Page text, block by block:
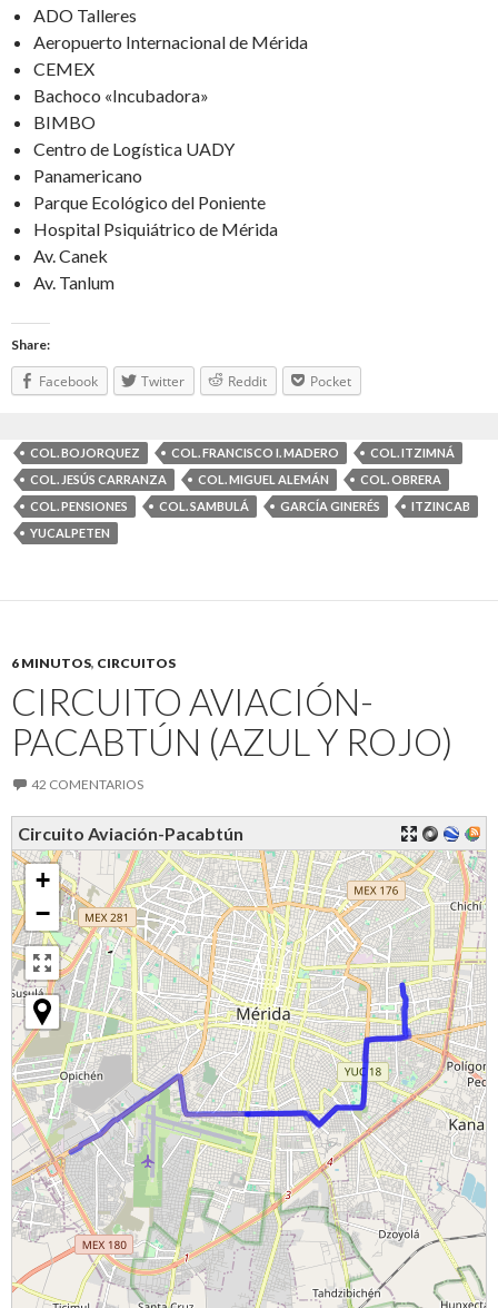
ADO Talleres
Aeropuerto Internacional de Mérida
CEMEX
Bachoco «Incubadora»
BIMBO
Centro de Logística UADY
Panamericano
Parque Ecológico del Poniente
Hospital Psiquiátrico de Mérida
Av. Canek
Av. Tanlum
Share:
Facebook Twitter Reddit Pocket
COL. BOJORQUEZ COL. FRANCISCO I. MADERO
COL. ITZIMNÁ
COL. JESÚS CARRANZA
COL. MIGUEL ALEMÁN
COL. OBRERA
COL. PENSIONES
COL. SAMBULÁ GARCÍA GINERÉS
ITZINCAB
YUCALPETEN
6 MINUTOS, CIRCUITOS
CIRCUITO AVIACIÓN-
PACABTÚN (AZUL Y ROJO)
42 COMENTARIOS
Circuito Aviación-Pacabtún
+
−